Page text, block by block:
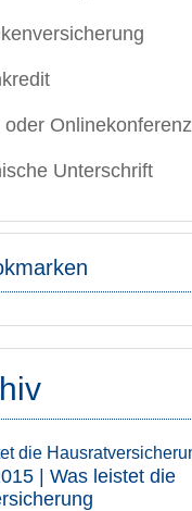
oder Onlinekonferenz
Unterschrift
| Was leistet die